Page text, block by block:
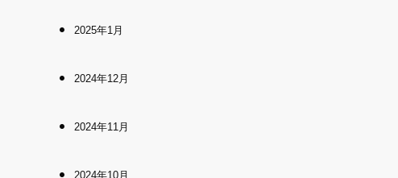
2025年1月
2024年12月
2024年11月
2024年10月